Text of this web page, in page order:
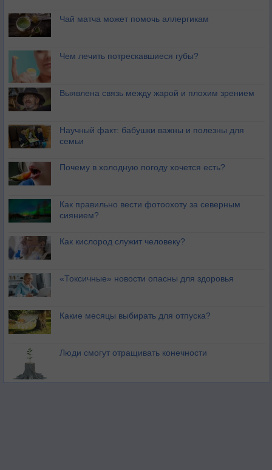
Чай матча может помочь аллергикам
Чем лечить потрескавшиеся губы?
Выявлена связь между жарой и плохим зрением
Научный факт: бабушки важны и полезны для
семьи
Почему в холодную погоду хочется есть?
Как правильно вести фотоохоту за северным
сиянием?
Как кислород служит человеку?
«Токсичные» новости опасны для здоровья
Какие месяцы выбирать для отпуска?
Люди смогут отращивать конечности